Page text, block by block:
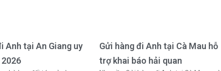
Anh tại An Giang uy
Gửi hàng đi Anh tại Cà Mau hỗ
trợ khai báo hải quan